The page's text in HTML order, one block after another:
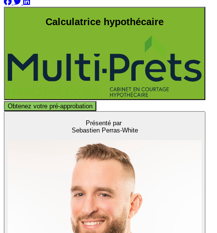
Calculatrice hypothécaire
Obtenez votre pré-approbation
Présenté par
Sebastien Perras-White